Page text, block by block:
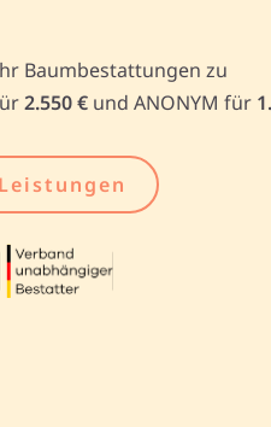
Baumbestattungen zu
2.550 € und ANONYM für